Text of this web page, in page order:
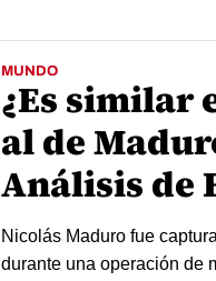
MUNDO
¿Es similar
al de
Análisis de
Nicolás Maduro fue
durante una operación de